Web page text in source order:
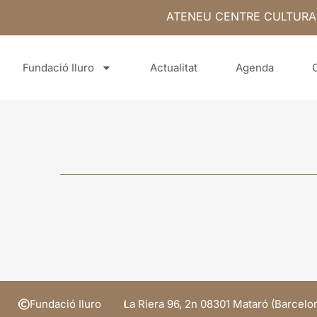
ATENEU CENTRE
Fundació Iluro Actualitat Agenda
Fundació Iluro La Riera 96, 2n 08301 Mataró